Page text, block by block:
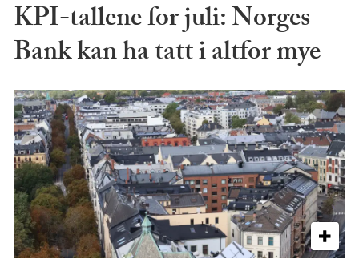
KPI-tallene for juli: Norges
Bank kan ha tatt i altfor mye